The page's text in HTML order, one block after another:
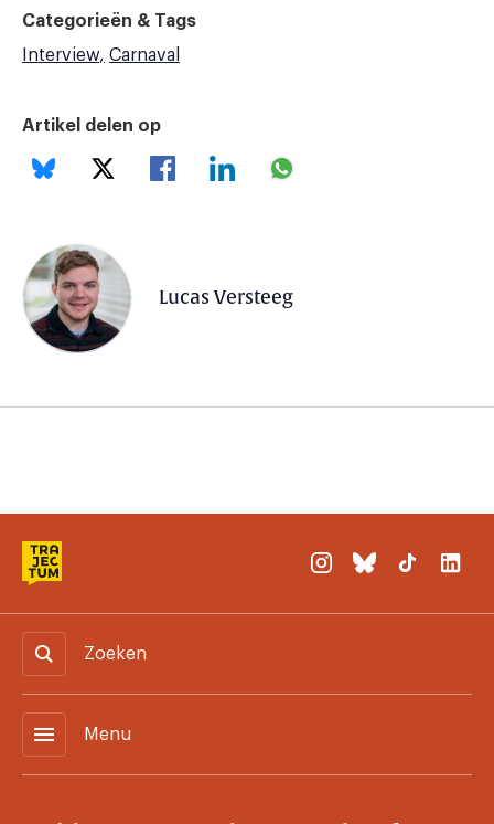
Categorieën & Tags
Interview Carnaval
Artikel delen op
Lucas Versteeg
Zoeken
menu Menu